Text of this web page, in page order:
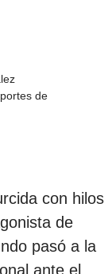
de
con hilos
de
pasó a la
ante el